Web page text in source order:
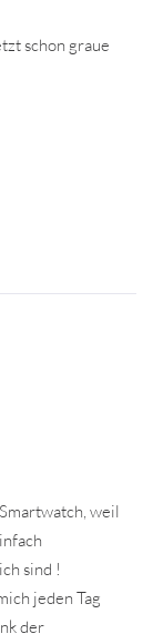
schon graue
weil
sind !
jeden Tag
der